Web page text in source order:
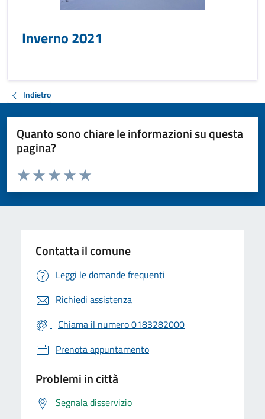
Inverno 2021
Indietro
Quanto sono chiare le informazioni su questa
pagina?
Valuta da 1 a 5 stelle la pagina
Valuta 5 stelle su 5
Valuta 4 stelle su 5
Valuta 3 stelle su 5
Valuta 2 stelle su 5
Valuta 1 stelle su 5
Contatta il comune
Leggi le domande frequenti
Richiedi assistenza
Chiama il numero 0183282000
Prenota appuntamento
Problemi in città
Segnala disservizio